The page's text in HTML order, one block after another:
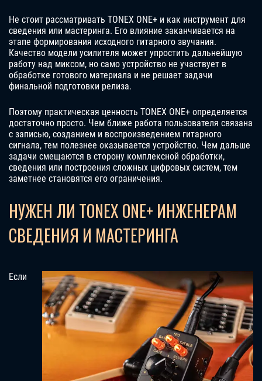
Не стоит рассматривать TONEX ONE+ и как инструмент для
сведения или мастеринга. Его влияние заканчивается на
этапе формирования исходного гитарного звучания.
Качество модели усилителя может упростить дальнейшую
работу над миксом, но само устройство не участвует в
обработке готового материала и не решает задачи
финальной подготовки релиза.
Поэтому практическая ценность TONEX ONE+ определяется
достаточно просто. Чем ближе работа пользователя связана
с записью, созданием и воспроизведением гитарного
сигнала, тем полезнее оказывается устройство. Чем дальше
задачи смещаются в сторону комплексной обработки,
сведения или построения сложных цифровых систем, тем
заметнее становятся его ограничения.
НУЖЕН ЛИ TONEX ONE+ ИНЖЕНЕРАМ
СВЕДЕНИЯ И МАСТЕРИНГА
Если